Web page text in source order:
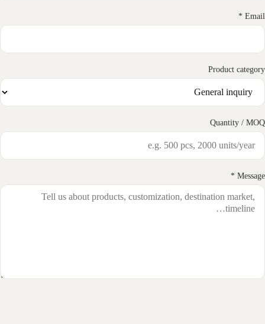
Email
Product
Quantity /
Message